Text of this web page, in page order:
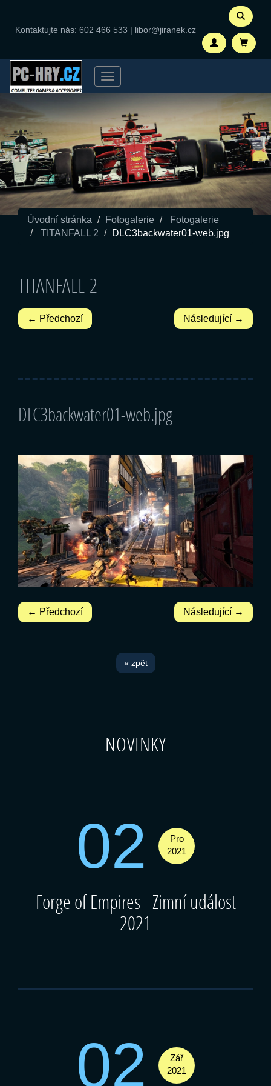
Kontaktujte nás: 602 466 533 | libor@jiranek.cz
Menu
Úvodní stránka Fotogalerie
Fotogalerie
TITANFALL 2
DLC3backwater01-web.jpg
TITANFALL 2
← Předchozí Následující →
DLC3backwater01-web.jpg
← Předchozí Následující →
« zpět
NOVINKY
02
Pro
2021
Forge of Empires - Zimní událost
2021
02
Zář
2021